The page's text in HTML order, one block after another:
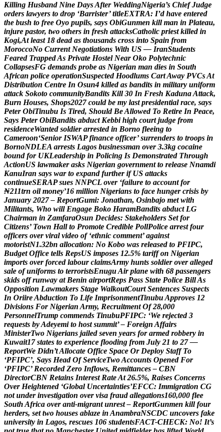
Killing Husband Nine DaysAfter WeddingNigeria’s Chief Judge
orders lawyers to drop ‘Barrister’ titleEXTRA: I’d have entered
the bush to free Oyo pupils, says ObiGunmen kill man in Plateau,
injure pastor, two others in fresh attacksCatholic priest killed in
Kogi,At least 18 dead as thousands cross into Spain from
MoroccoNo Current Negotiations With US — IranStudents
Feared TrappedAs Private Hostel Near Oko Polytechnic
CollapsesFG demands probe as Nigerian man dies in South
African police operationSuspected Hoodlums CartAway PVCsAt
Distribution Centre In Osun4 killed as bandits in military uniform
attack Sokoto communityBandits Kill 30 In Fresh KadunaAttack,
Burn Houses, Shops2027 could be my last presidential race, says
Peter ObiTinubu Is Tired, Should BeAllowed To Retire In Peace,
Says Peter ObiBandits abduct Kebbi high court judge from
residenceWanted soldier arrested in Borno fleeing to
Cameroon‘Senior ISWAP finance officer’ surrenders to troops in
BornoNDLEA arrests Lagos businessman over 3.3kg cocaine
bound for UKLeadership in Policing Is Demonstrated Through
ActionUS lawmaker asks Nigerian government to release Nnamdi
KanuIran says war to expand further if US attacks
continueSERAP sues NNPCL over ‘failure to account for
₦211trn oil money’16 million Nigerians to face hunger crisis by
January 2027 – ReportGumi: Jonathan, Osinbajo met with
Militants, Who will Engage Boko HaramBandits abduct LG
Chairman in ZamfaraOsun Decides: Stakeholders Set for
Citizens’ Town Hall to Promote Credible PollPolice arrest four
officers over viral video of ‘ethnic comment’ against
motoristN1.32bn allocation: No Kobo was released to PFIPC,
Budget Office tells RepsUS imposes 12.5% tariff on Nigerian
imports over forced labour claimsArmy hunts soldier over alleged
sale of uniforms to terroristsEnuguAir plane with 68 passengers
skids off runway at Benin airportReps Pass State Police BillAs
Opposition Lawmakers Stage WalkoutCourt Sentences Suspects
In OriireAbduction To Life ImprisonmentTinubuApproves 12
Divisions For Nigerian Army, Recruitment Of 28,000
PersonnelTrump commends TinubuPFIPC: ‘We rejected 3
requests byAdeyemi to host summit’ – Foreign Affairs
MinisterTwo Nigerians jailed seven years for armed robbery in
Kuwait17 states to experience flooding from July 21 to 27 —
ReportWe Didn’tAllocate Office Space Or Deploy Staff To
‘PFIPC’, Says Head Of ServiceTwoAccounts Opened For
‘PFIPC’ Recorded Zero Inflows, Remittances – CBN
DirectorCBN Retains Interest RateAt 26.5%, Raises Concerns
Over Heightened ‘Global Uncertainties’EFCC: Immigration CG
not under investigation over visa fraud allegations160,000 flee
South Africa over anti-migrant unrest – ReportGunmen kill four
herders, set two houses ablaze in AnambraNSCDC uncovers fake
university in Lagos, rescues 106 studentsFACT-CHECK: No! It’s